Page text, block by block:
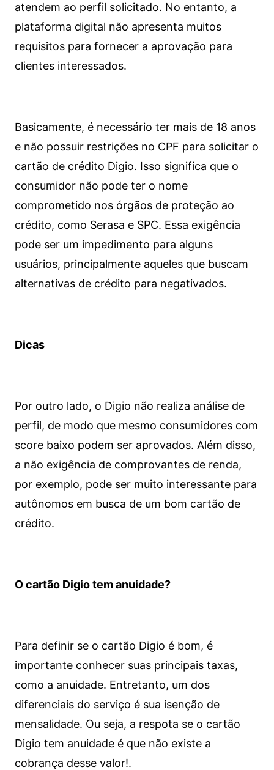
atendem ao perfil solicitado. No entanto, a
plataforma digital não apresenta muitos
requisitos para fornecer a aprovação para
clientes interessados.
Basicamente, é necessário ter mais de 18 anos
e não possuir restrições no CPF para solicitar o
cartão de crédito Digio. Isso significa que o
consumidor não pode ter o nome
comprometido nos órgãos de proteção ao
crédito, como Serasa e SPC. Essa exigência
pode ser um impedimento para alguns
usuários, principalmente aqueles que buscam
alternativas de crédito para negativados.
Dicas
Por outro lado, o Digio não realiza análise de
perfil, de modo que mesmo consumidores com
score baixo podem ser aprovados. Além disso,
a não exigência de comprovantes de renda,
por exemplo, pode ser muito interessante para
autônomos em busca de um bom cartão de
crédito.
O cartão Digio tem anuidade?
Para definir se o cartão Digio é bom, é
importante conhecer suas principais taxas,
como a anuidade. Entretanto, um dos
diferenciais do serviço é sua isenção de
mensalidade. Ou seja, a respota se o cartão
Digio tem anuidade é que não existe a
cobrança desse valor!.